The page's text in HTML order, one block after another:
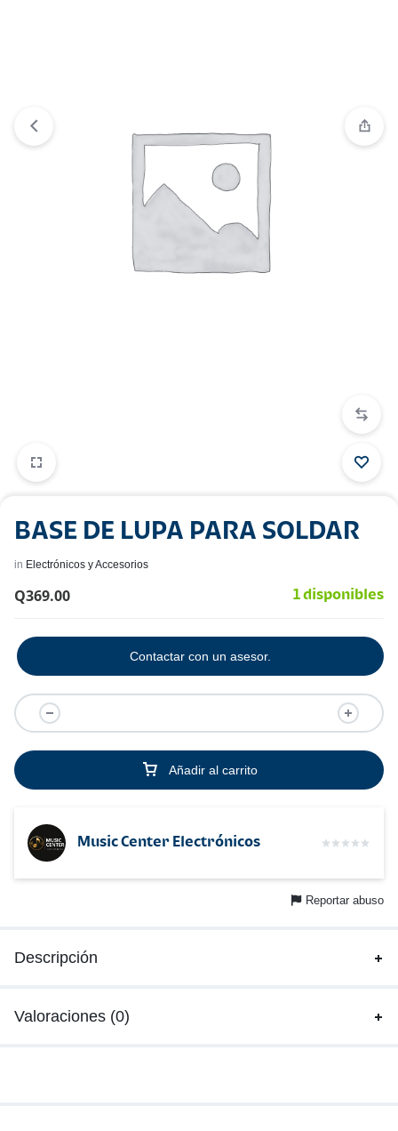
BASE DE LUPA PARA SOLDAR
in Electrónicos y Accesorios
Q369.00 1 disponibles
Añadir al carrito
Contactar con un asesor.
Music Center Electrónicos
Reportar abuso
Descripción
Valoraciones (0)